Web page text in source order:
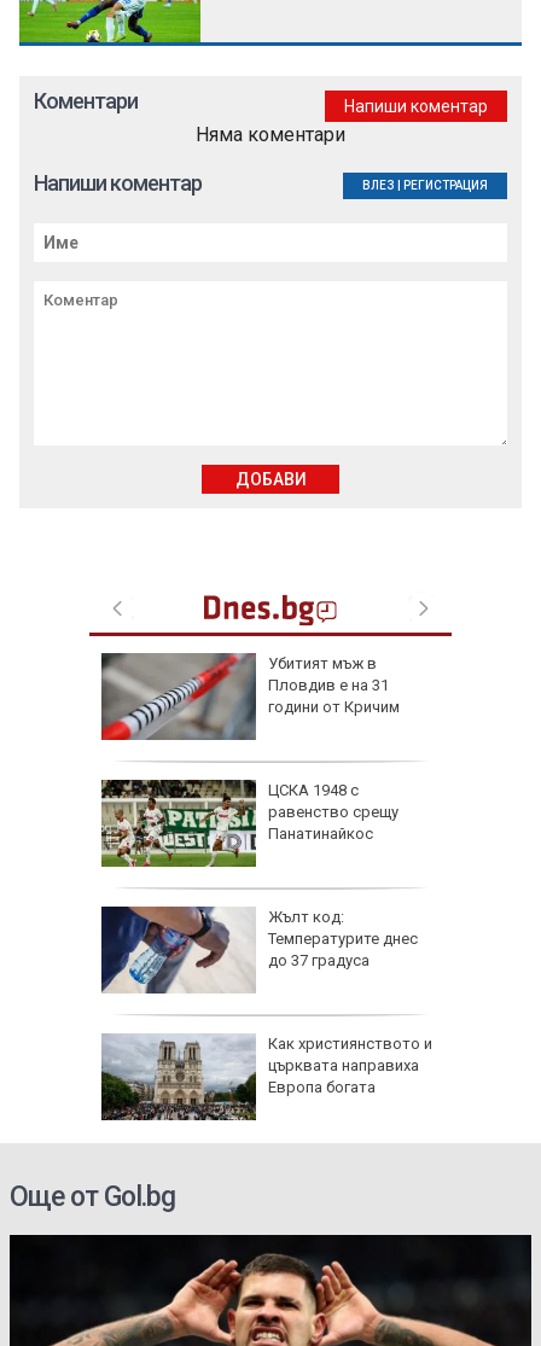
Убитият мъж в
Пловдив е на 31
години от Кричим
ЦСКА 1948 с
равенство срещу
Панатинайкос
Жълт код:
Температурите днес
до 37 градуса
Как християнството и
църквата направиха
Европа богата
Коментари Напиши коментар
Няма коментари
Напиши коментар ВЛЕЗ РЕГИСТРАЦИЯ
ДОБАВИ
Още от Gol.bg